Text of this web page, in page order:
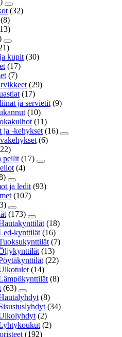
(32)
(8)
kupit (30)
(17)
(7)
(29)
(17)
ja servietit (9)
(10)
(11)
ja -kehykset (16)
(6)
peilit (17)
(4)
ja ledit (93)
(107)
(173)
(18)
kynttilät (16)
(7)
(13)
(22)
(14)
(8)
(63)
(8)
(34)
(2)
(2)
(192)